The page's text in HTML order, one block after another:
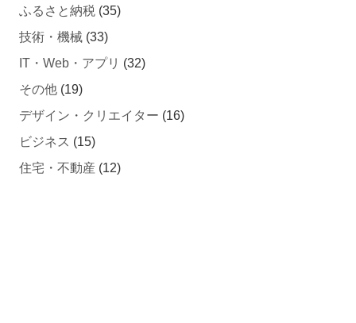
技術・機械(33)
IT・Web・アプリ
その他(19)
デザイン・クリエイター
ビジネス (15)
住宅・不動産